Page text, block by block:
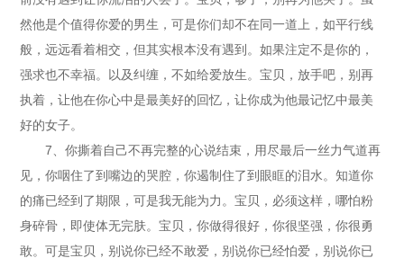
然他是个值得你爱的男生，可是你们却不在同一道上，如平行线
般，远远看着相交，但其实根本没有遇到。如果注定不是你的，
强求也不幸福。以及纠缠，不如给爱放生。宝贝，放手吧，别再
执着，让他在你心中是最美好的回忆，让你成为他最记忆中最美
好的女子。
7、你撕着自己不再完整的心说结束，用尽最后一丝力气道再
见，你咽住了到嘴边的哭腔，你遏制住了到眼眶的泪水。知道你
的痛已经到了期限，可是我无能为力。宝贝，必须这样，哪怕粉
身碎骨，即使体无完肤。宝贝，你做得很好，你很坚强，你很勇
敢。可是宝贝，别说你已经不敢爱，别说你已经怕爱，别说你已